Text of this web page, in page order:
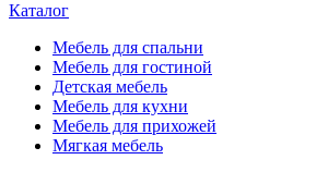
Каталог
Мебель для спальни
Мебель для гостиной
Детская мебель
Мебель для кухни
Мебель для прихожей
Мягкая мебель